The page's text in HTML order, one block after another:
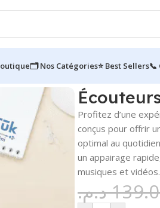
🗂️ Nos Catégories⭐ Best Sellers📞
Profitez d’une
conçus pour offrir
optimal au
un appairage
musiques et vidéos.
د.م.